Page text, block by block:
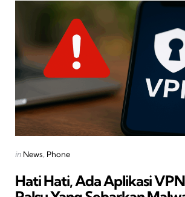
Categories
Posted
in News Phone
Hati Hati, Ada Aplikasi